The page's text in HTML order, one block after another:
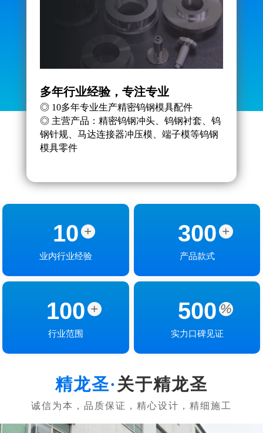
多年行业经验，专注专业
◎ 10多年专业生产精密钨钢模具配件
◎ 主营产品：精密钨钢冲头、钨钢衬套、钨
钢针规、马达连接器冲压模、端子模等钨钢
模具零件
10 +
业内行业经验
300 +
产品款式
100 +
行业范围
500 %
实力口碑见证
关于精龙圣